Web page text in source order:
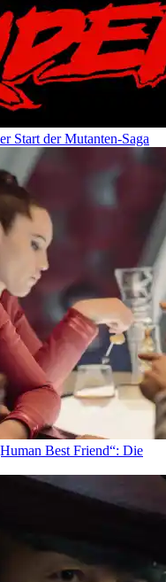
Start der Mutanten-Saga
Best Friend“: Die